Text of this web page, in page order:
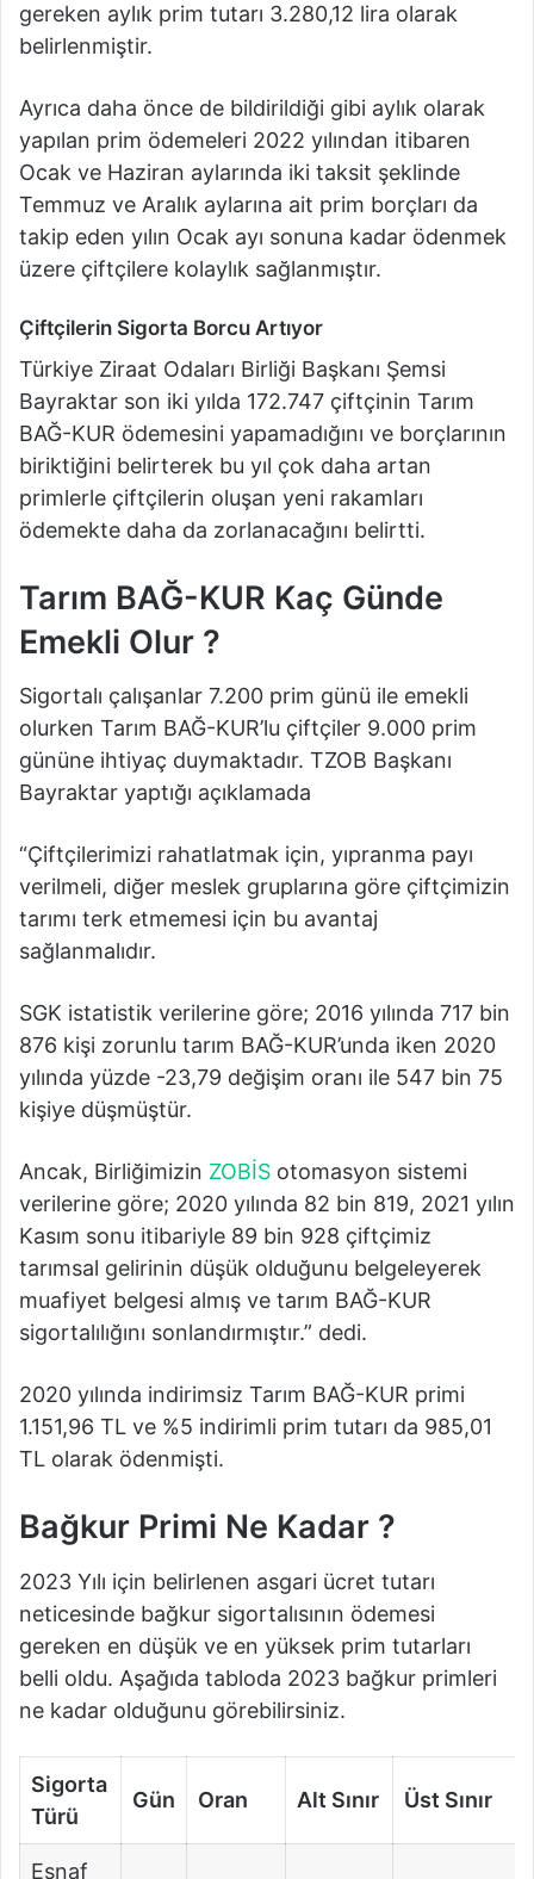
gereken aylık prim tutarı 3.280,12 lira olarak
belirlenmiştir.
Ayrıca daha önce de bildirildiği gibi aylık olarak
yapılan prim ödemeleri 2022 yılından itibaren
Ocak ve Haziran aylarında iki taksit şeklinde
Temmuz ve Aralık aylarına ait prim borçları da
takip eden yılın Ocak ayı sonuna kadar ödenmek
üzere çiftçilere kolaylık sağlanmıştır.
Çiftçilerin Sigorta Borcu Artıyor
Türkiye Ziraat Odaları Birliği Başkanı Şemsi
Bayraktar son iki yılda 172.747 çiftçinin Tarım
BAĞ-KUR ödemesini yapamadığını ve borçlarının
biriktiğini belirterek bu yıl çok daha artan
primlerle çiftçilerin oluşan yeni rakamları
ödemekte daha da zorlanacağını belirtti.
Tarım BAĞ-KUR Kaç Günde
Emekli Olur ?
Sigortalı çalışanlar 7.200 prim günü ile emekli
olurken Tarım BAĞ-KUR’lu çiftçiler 9.000 prim
gününe ihtiyaç duymaktadır. TZOB Başkanı
Bayraktar yaptığı açıklamada
“Çiftçilerimizi rahatlatmak için, yıpranma payı
verilmeli, diğer meslek gruplarına göre çiftçimizin
tarımı terk etmemesi için bu avantaj
sağlanmalıdır.
SGK istatistik verilerine göre; 2016 yılında 717 bin
876 kişi zorunlu tarım BAĞ-KUR’unda iken 2020
yılında yüzde -23,79 değişim oranı ile 547 bin 75
kişiye düşmüştür.
Ancak, Birliğimizin ZOBİS otomasyon sistemi
verilerine göre; 2020 yılında 82 bin 819, 2021 yılın
Kasım sonu itibariyle 89 bin 928 çiftçimiz
tarımsal gelirinin düşük olduğunu belgeleyerek
muafiyet belgesi almış ve tarım BAĞ-KUR
sigortalılığını sonlandırmıştır.” dedi.
2020 yılında indirimsiz Tarım BAĞ-KUR primi
1.151,96 TL ve %5 indirimli prim tutarı da 985,01
TL olarak ödenmişti.
Bağkur Primi Ne Kadar ?
2023 Yılı için belirlenen asgari ücret tutarı
neticesinde bağkur sigortalısının ödemesi
gereken en düşük ve en yüksek prim tutarları
belli oldu. Aşağıda tabloda 2023 bağkur primleri
ne kadar olduğunu görebilirsiniz.
Sigorta
Türü
Gün Oran Alt Sınır Üst Sınır
Esnaf